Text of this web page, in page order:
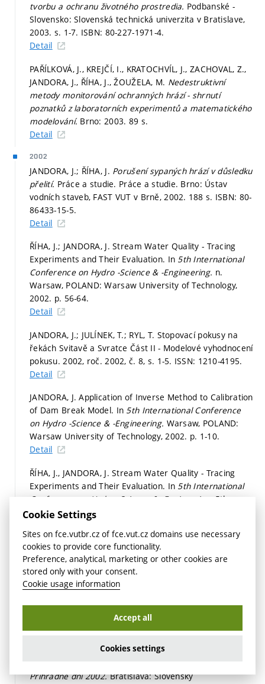
tvorbu a ochranu životného prostredia. Podbanské -
Slovensko: Slovenská technická univerzita v Bratislave,
2003. s. 1-7. ISBN: 80-227-1971-4.
Detail
PAŘÍLKOVÁ, J., KREJČÍ, I., KRATOCHVÍL, J., ZACHOVAL, Z.,
JANDORA, J., ŘÍHA, J., ŽOUŽELA, M. Nedestruktivní
metody monitorování ochranných hrází - shrnutí
poznatků z laboratorních experimentů a matematického
modelování. Brno: 2003. 89 s.
Detail
2002
JANDORA, J.; ŘÍHA, J. Porušení sypaných hrází v důsledku
přelití. Práce a studie. Práce a studie. Brno: Ústav
vodních staveb, FAST VUT v Brně, 2002. 188 s. ISBN: 80-
86433-15-5.
Detail
ŘÍHA, J.; JANDORA, J. Stream Water Quality - Tracing
Experiments and Their Evaluation. In 5th International
Conference on Hydro -Science & -Engineering. n.
Warsaw, POLAND: Warsaw University of Technology,
2002. p. 56-64.
Detail
JANDORA, J.; JULÍNEK, T.; RYL, T. Stopovací pokusy na
řekách Svitavě a Svratce Část II - Modelové vyhodnocení
pokusu. 2002, roč. 2002, č. 8, s. 1-5. ISSN: 1210-4195.
Detail
JANDORA, J. Application of Inverse Method to Calibration
of Dam Break Model. In 5th International Conference
on Hydro -Science & -Engineering. Warsaw, POLAND:
Warsaw University of Technology, 2002. p. 1-10.
Detail
ŘÍHA, J., JANDORA, J. Stream Water Quality - Tracing
Experiments and Their Evaluation. In 5th International
Conference on Hydro -Science & -Engineering. 5th
International Conference on Hydro -Science & -
Technology, 2002.p. 1-20.
Detail
JANDORA, J. Analýza poruch přehrad. In
záplavových území – Seminář 2002.
JANDORA, J. Příspěvek k výpočtu povodňového průtoku
Prihradné dni 2002.Bratislava: Slovenský
Cookie Settings
Sites on fce.vutbr.cz of fce.vut.cz domains use necessary
cookies to provide core functionality.
Preference, analytical, marketing or other cookies are
stored only with your consent.
Cookie usage information
Accept all
Cookies settings